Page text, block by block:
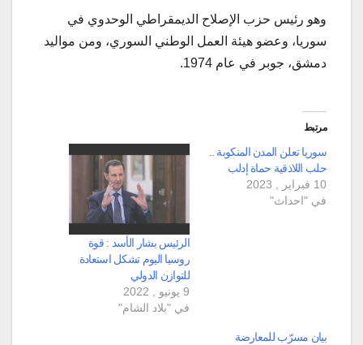
وهو رئيس حزب الإصلاح الديمقراطي الوحدوي في
سوريا، وعضو هيئة العمل الوطني السوري، ومن مواليد
دمشق، جوبر في عام 1974.
مرتبط
سوريا تعلن المدن المنكوبة ..
حلب اللاذقية حماة إدلب
10 فبراير , 2023
في "احداث"
الرئيس بشار الأسد : قوة
روسيا اليوم تشكل استعادة
للتوازن الدولي
9 يونيو , 2022
في "بلاد الشام"
بيان مسرّب للمعارضة